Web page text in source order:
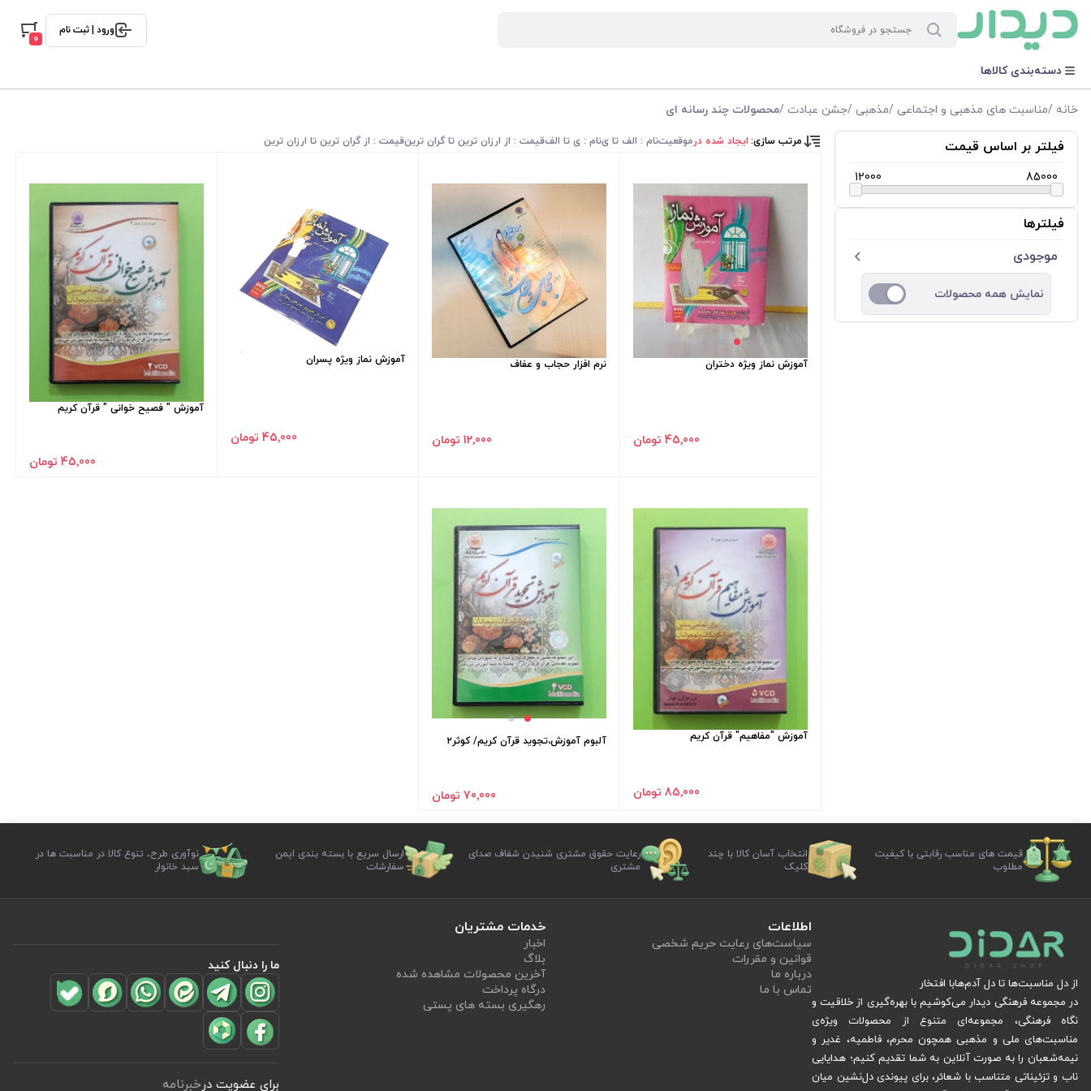
ورود | ثبت نام
0
دسته‌بندی کالاها
خانه /مناسبت های مذهبی و اجتماعی /مذهبی /جشن عبادت /محصولات چند رسانه ای
فیلتر بر اساس قیمت
12000 85000
فیلترها
موجودی
نمایش همه محصولات
مرتب سازی: ایجاد شده درموقعیتنام : الف تا ینام : ی تا الفقیمت : از ارزان ترین تا گران ترینقیمت : از گران ترین تا ارزان ترین
آموزش نماز ویژه دختران
45٬000 تومان
نرم افزار حجاب و عفاف
12٬000 تومان
آموزش نماز ویژه پسران
45٬000 تومان
آموزش " فصیح خوانی " قرآن کریم
45٬000 تومان
آموزش "مفاهیم" قرآن کریم
85٬000 تومان
آلبوم آموزش،تجوید قرآن کریم/ کوثر۲
70٬000 تومان
قیمت های مناسب رقابتی با کیفیت
مطلوب
انتخاب آسان کالا با چند
کلیک
رعایت حقوق مشتری شنیدن شفاف صدای
مشتری
ارسال سریع با بسته بندی ایمن
سفارشات
نوآوری طرح، تنوع کالا در مناسبت ها در
سبد خانوار
از دل مناسبت‌ها تا دل آدم‌هابا افتخار
در مجموعه فرهنگی دیدار می‌کوشیم با بهره‌گیری از خلاقیت و
نگاه فرهنگی، مجموعه‌ای متنوع از محصولات ویژه‌ی
مناسبت‌های ملی و مذهبی همچون محرم، فاطمیه، غدیر و
نیمه‌شعبان را به صورت آنلاین به شما تقدیم کنیم؛ هدایایی
ناب و تزئیناتی متناسب با شعائر، برای پیوندی دل‌نشین میان
اطلاعات
سیاست‏‌های رعایت حریم شخصی
قوانین و مقررات
درباره ما
تماس با ما
خدمات مشتریان
اخبار
بلاگ
آخرین محصولات مشاهده شده
درگاه پرداخت
رهگیری بسته های پستی
ما را دنبال کنید
برای عضویت درخبرنامه